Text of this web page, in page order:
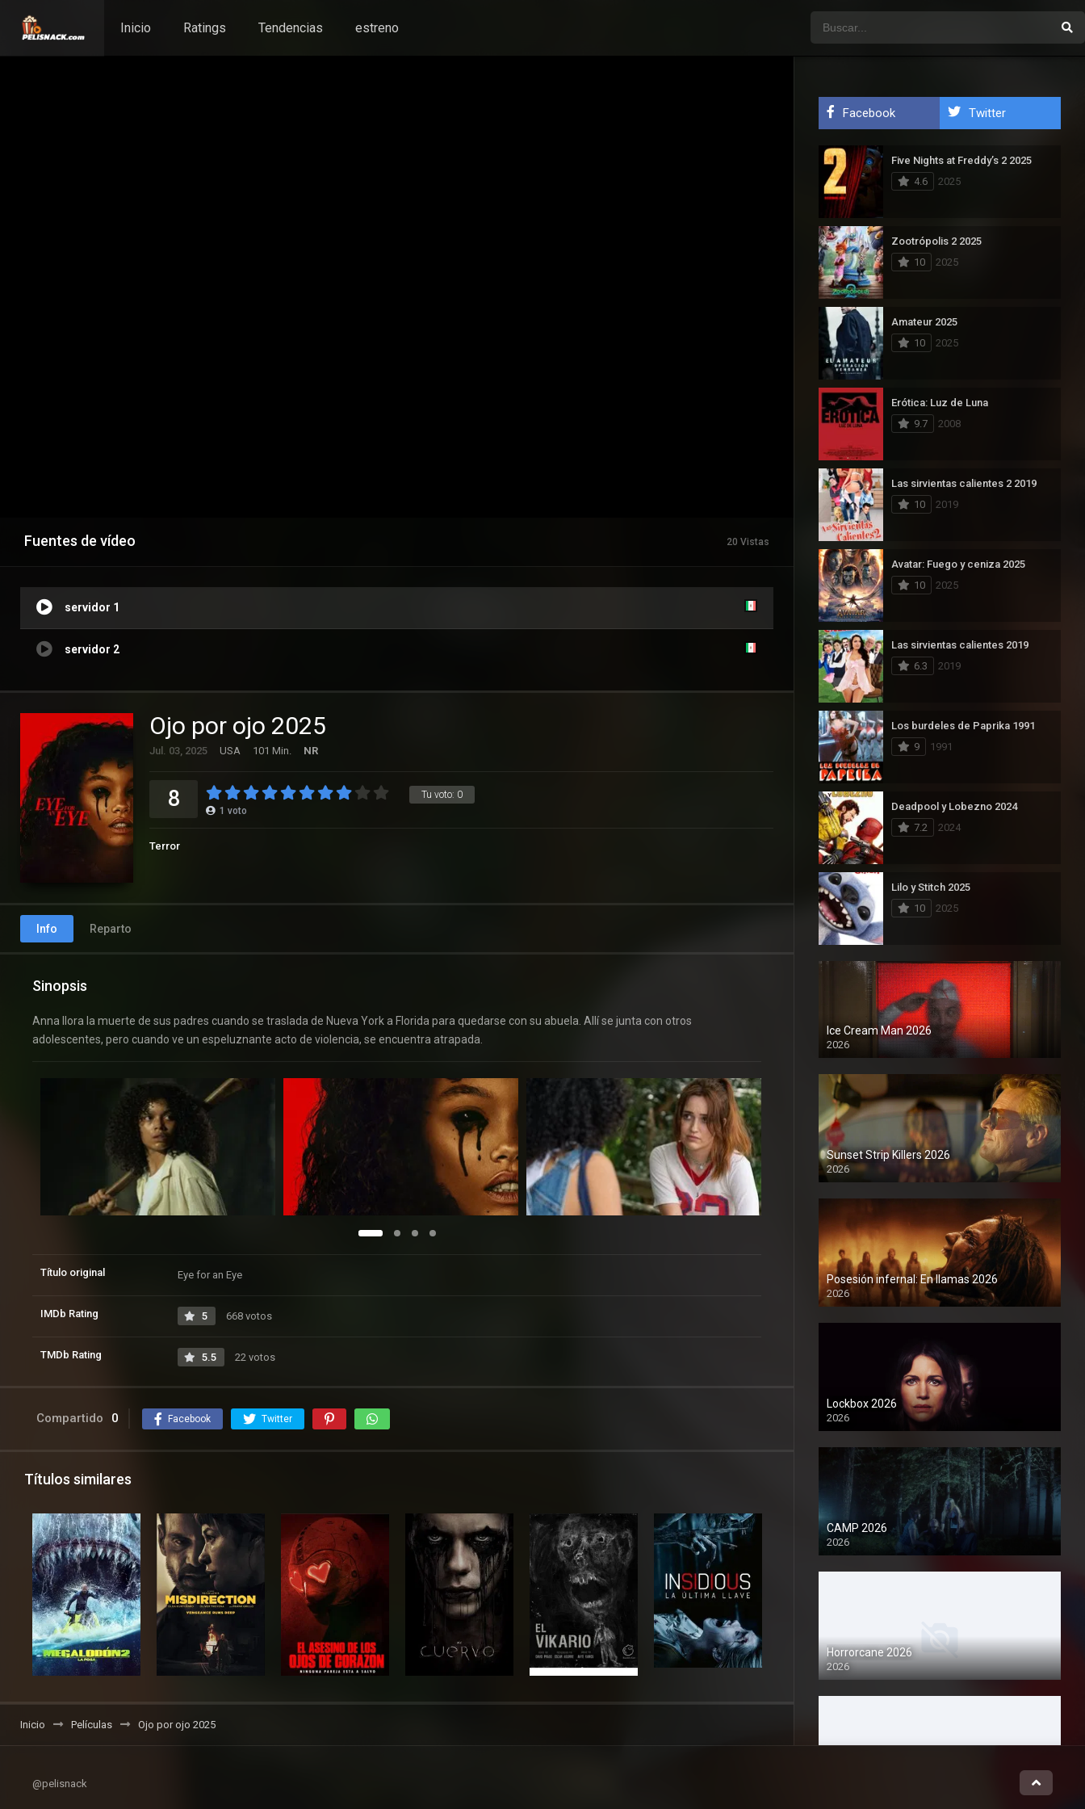
Inicio Ratings Tendencias estreno
Fuentes de vídeo 20 Vistas
servidor 1
servidor 2
Ojo por ojo 2025
Jul. 03, 2025 USA 101 Min. NR
Tu voto: 0
8 1 voto
Terror
Info Reparto
Sinopsis
Anna llora la muerte de sus padres cuando se traslada de Nueva York a Florida para quedarse con su abuela. Allí se junta con otros
adolescentes, pero cuando ve un espeluznante acto de violencia, se encuentra atrapada.
Título original Eye for an Eye
IMDb Rating 5 668 votos
TMDb Rating 5.5 22 votos
Compartido 0 Facebook Twitter
Títulos similares
Inicio Películas Ojo por ojo 2025
Facebook Twitter
Five Nights at Freddy’s 2 2025
4.6
2025
Zootrópolis 2 2025
10
2025
Amateur 2025
10
2025
Erótica: Luz de Luna
9.7
2008
Las sirvientas calientes 2 2019
10
2019
Avatar: Fuego y ceniza 2025
10
2025
Las sirvientas calientes 2019
6.3
2019
Los burdeles de Paprika 1991
9
1991
Deadpool y Lobezno 2024
7.2
2024
Lilo y Stitch 2025
10
2025
Ice Cream Man 2026
2026
Sunset Strip Killers 2026
2026
1080P
Posesión infernal: En llamas 2026
2026
1080P
Lockbox 2026
2026
1080P
CAMP 2026
2026
1080P
Horrorcane 2026
2026
1080P
@pelisnack